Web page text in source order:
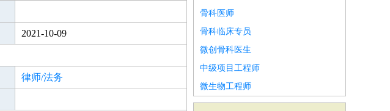
2021-10-09
律师/法务
骨科医师
骨科临床专员
微创骨科医生
中级项目工程师
微生物工程师